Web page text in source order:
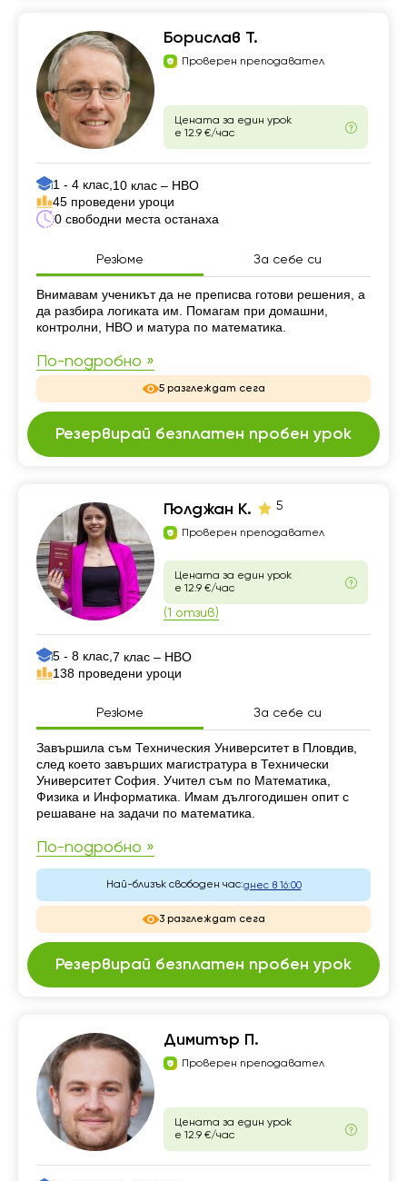
Борислав Т.
Проверен преподавател
Цената за един урок
е 12.9 €/час
1 - 4 клас, 10 клас – НВО
45 проведени уроци
0 свободни места останаха
Резюме За себе си
Резюме
Внимавам ученикът да не преписва готови решения, а
да разбира логиката им. Помагам при домашни,
контролни, НВО и матура по математика.
По-подробно »
5 разглеждат сега
Резервирай безплатен пробен урок
Гюлджан К. 5
Проверен преподавател
Цената за един урок
е 12.9 €/час
(1 отзив)
5 - 8 клас, 7 клас – НВО
138 проведени уроци
Резюме За себе си
Резюме
Завършила съм Техническия Университет в Пловдив,
след което завърших магистратура в Технически
Университет София. Учител съм по Математика,
Физика и Информатика. Имам дългогодишен опит с
решаване на задачи по математика.
По-подробно »
Най-близък свободен час:днес в 16:00
3 разглеждат сега
Резервирай безплатен пробен урок
Димитър П.
Проверен преподавател
Цената за един урок
е 12.9 €/час